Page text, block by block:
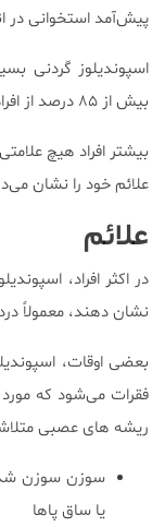
پیش‌آمد استخوانی در
اسپوندیلوز گردنی
بیش از ۸۵ درصد از افراد بالای ۶۰ سال درگیر اسپوندیلوز گردن هستند.
بیشتر افراد هیچ
علائم خود را نشان
علائم
در اکثر افراد،
نشان دهند، معمولاً
بعضی اوقات،
فقرات می‌شود که
ریشه های عصبی
سوزن سوزن
یا ساق پاها